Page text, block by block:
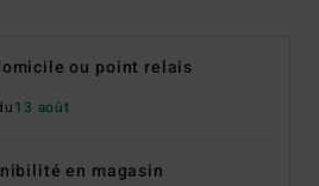
ou point relais
13 août
en magasin